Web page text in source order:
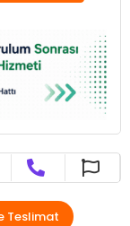
Teslimat